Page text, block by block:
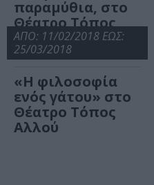
παραμύθια, στο
Θέατρο Τόπος
Αλλού
ΑΠΟ: 11/02/2018 ΕΩΣ:
25/03/2018
«Η φιλοσοφία
ενός γάτου» στο
Θέατρο Τόπος
Αλλού